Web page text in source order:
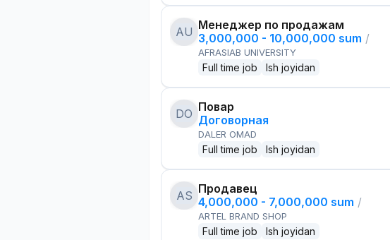
AU Менеджер по продажам
3,000,000 - 10,000,000 sum /
AFRASIAB UNIVERSITY
Full time job Ish joyidan
DO Повар
Договорная
DALER OMAD
Full time job Ish joyidan
AS Продавец
4,000,000 - 7,000,000 sum /
ARTEL BRAND SHOP
Full time job Ish joyidan